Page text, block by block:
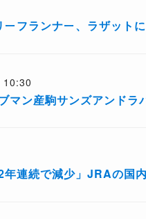
フランナー、ラザット
マン産駒サンズアンドラ
年連続で減少」JRAの国